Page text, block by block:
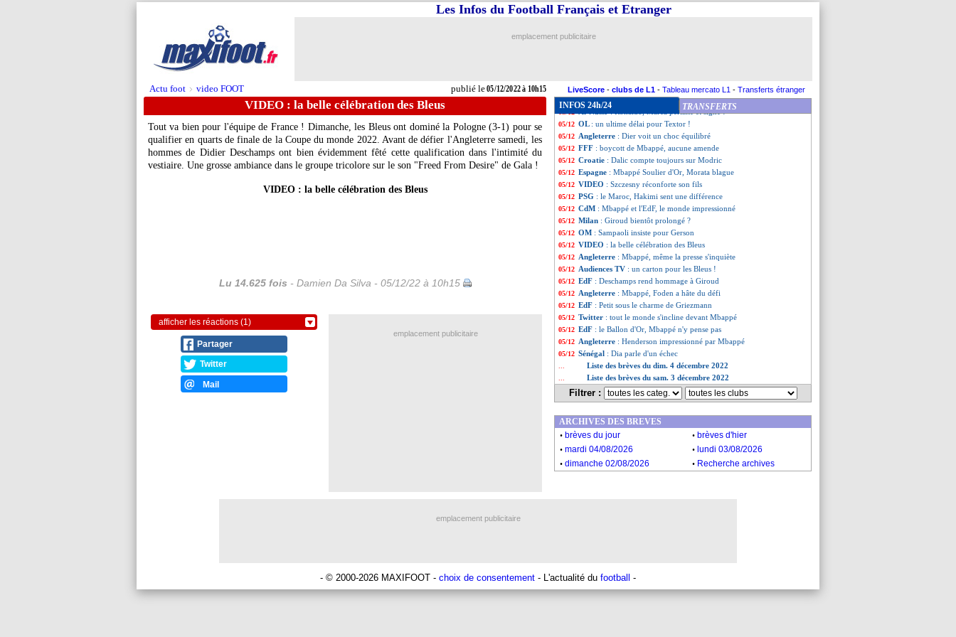
Actu foot > video FOOT publié le05/12/2022 à 10h15
Les Infos du Football Français et Etranger
emplacement publicitaire
LiveScore - clubs de L1 - Tableau mercato L1 - Transferts étranger
VIDEO : la belle célébration des Bleus
Tout va bien pour l'équipe de France ! Dimanche, les Bleus ont dominé la Pologne (3-1) pour se
qualifier en quarts de finale de la Coupe du monde 2022. Avant de défier l'Angleterre samedi, les
hommes de Didier Deschamps ont bien évidemment fêté cette qualification dans l'intimité du
vestiaire. Une grosse ambiance dans le groupe tricolore sur le son "Freed From Desire" de Gala !
VIDEO : la belle célébration des Bleus
Lu 14.625 fois - Damien Da Silva - 05/12/22 à 10h15
afficher les réactions (1)
Partager
Twitter
Mail
INFOS 24h/24 TRANSFERTS
05/12 Pologne: Mbappé, le bel hommage de Cash
05/12 Arabie saoudite: Renard courtisé par deux pays
05/12 Corée du Sud
05/12 Pologne : son futur, Lewandowski en réflexion
05/12 Maroc: Espagne, Hakimi explique son choix
: Ronaldo, Marca persiste et signe !
05/12 OL : un ultime délai pour Textor !
05/12 Angleterre : Dier voit un choc équilibré
05/12 FFF : boycott de Mbappé, aucune amende
05/12 Croatie : Dalic compte toujours sur Modric
05/12 Espagne : Mbappé Soulier d'Or, Morata blague
05/12 VIDEO : Szczesny réconforte son fils
05/12 PSG : le Maroc, Hakimi sent une différence
05/12 CdM : Mbappé et l'EdF, le monde impressionné
05/12 Milan : Giroud bientôt prolongé ?
05/12 OM : Sampaoli insiste pour Gerson
05/12 VIDEO : la belle célébration des Bleus
05/12 Angleterre : Mbappé, même la presse s'inquiète
05/12 Audiences TV : un carton pour les Bleus !
05/12 EdF : Deschamps rend hommage à Giroud
05/12 Angleterre : Mbappé, Foden a hâte du défi
05/12 EdF : Petit sous le charme de Griezmann
05/12 Twitter : tout le monde s'incline devant Mbappé
05/12 EdF : le Ballon d'Or, Mbappé n'y pense pas
05/12 Angleterre : Henderson impressionné par Mbappé
05/12 Sénégal : Dia parle d'un échec
Liste des brèves du dim. 4 décembre 2022
Liste des brèves du sam. 3 décembre 2022
Filtrer :
emplacement publicitaire
ARCHIVES DES BREVES
. brèves du jour . brèves d'hier
. mardi 04/08/2026 . lundi 03/08/2026
. dimanche 02/08/2026 . Recherche archives
emplacement publicitaire
- © 2000-2026 MAXIFOOT - choix de consentement - L'actualité du football -